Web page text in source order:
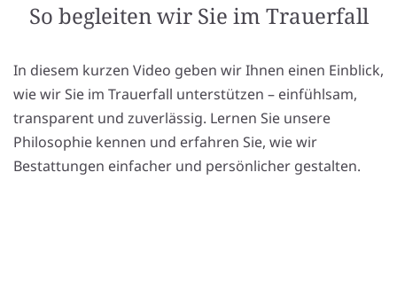
So begleiten wir Sie im Trauerfall
In diesem kurzen Video geben wir Ihnen einen Einblick,
wie wir Sie im Trauerfall unterstützen – einfühlsam,
transparent und zuverlässig. Lernen Sie unsere
Philosophie kennen und erfahren Sie, wie wir
Bestattungen einfacher und persönlicher gestalten.